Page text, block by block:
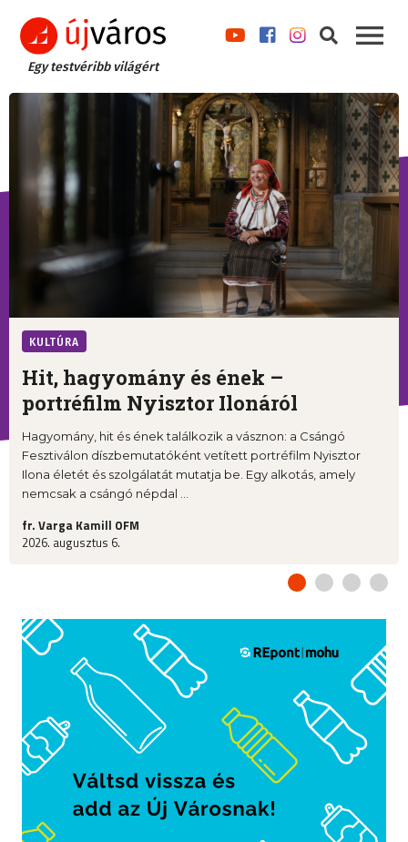
Egy testvéribb világért
KULTÚRA
Hit, hagyomány és ének –
portréfilm Nyisztor Ilonáról
Hagyomány, hit és ének találkozik a vásznon: a Csángó
Fesztiválon díszbemutatóként vetített portréfilm Nyisztor
Ilona életét és szolgálatát mutatja be. Egy alkotás, amely
nemcsak a csángó népdal ...
fr. Varga Kamill OFM
2026. augusztus 6.